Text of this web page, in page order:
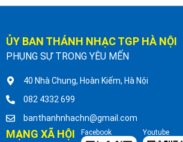
ỦY BAN THÁNH NHẠC TGP HÀ NỘI
PHỤNG SỰ TRONG YÊU MẾN
40 Nhà Chung, Hoàn Kiếm, Hà Nội
082 4332 699
banthanhnhachn@gmail.com
MẠNG XÃ HỘI Facebook Youtube